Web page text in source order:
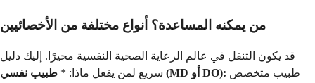
من يمكنه المساعدة؟ أنواع مختلفة من الأخصائيين
قد يكون التنقل في عالم الرعاية الصحية النفسية محيرًا. إليك دليل
سريع لمن يفعل ماذا: *
طبيب نفسي (MD أو DO):